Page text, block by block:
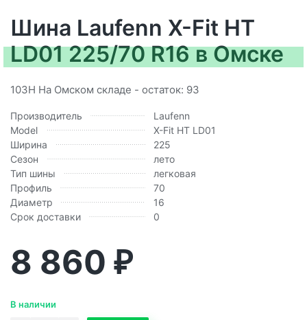
Шина Laufenn X-Fit HT
LD01 225/70 R16 в Омске
103H На Омском складе - остаток: 93
Производитель
Laufenn
Model
X-Fit HT LD01
Ширина
225
Сезон
лето
Тип шины
легковая
Профиль
70
Диаметр
16
Срок доставки
0
8 860 ₽
В наличии